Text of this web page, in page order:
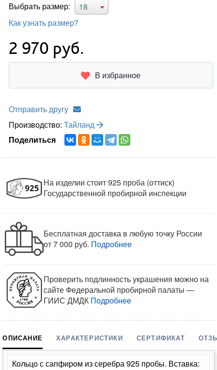
Выбрать размер:
18
Как узнать размер?
2 970 руб.
В избранное
Отправить другу
Производство:Тайланд
Поделиться
На изделии стоит 925 проба (оттиск)
Государственной пробирной инспекции
Бесплатная доставка в любую точку России
от 7 000 руб. Подробнее
Проверить подлинность украшения можно на
сайте Федеральной пробирной палаты —
ГИИС ДМДК Подробнее
ОПИСАНИЕ ХАРАКТЕРИСТИКИ СЕРТИФИКАТ
Кольцо с сапфиром из серебра 925 пробы. Вставка: